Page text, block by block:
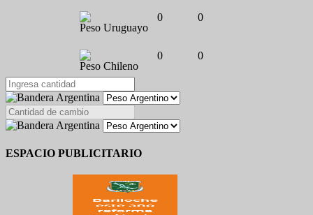
Peso Uruguayo
0 0
Peso Chileno
0 0
ESPACIO PUBLICITARIO